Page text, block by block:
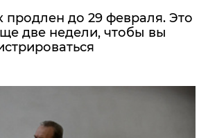
продлен до 29 февраля. Это
две недели, чтобы вы